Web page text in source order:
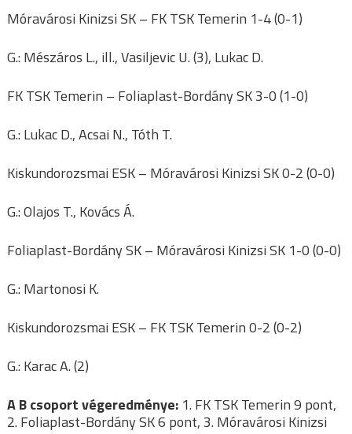
Móravárosi Kinizsi SK – FK TSK Temerin 1-4 (0-1)
G.: Mészáros L., ill., Vasiljevic U. (3), Lukac D.
FK TSK Temerin – Foliaplast-Bordány SK 3-0 (1-0)
G.: Lukac D., Acsai N., Tóth T.
Kiskundorozsmai ESK – Móravárosi Kinizsi SK 0-2 (0-0)
G.: Olajos T., Kovács Á.
Foliaplast-Bordány SK – Móravárosi Kinizsi SK 1-0 (0-0)
G.: Martonosi K.
Kiskundorozsmai ESK – FK TSK Temerin 0-2 (0-2)
G.: Karac A. (2)
A B csoport végeredménye: 1. FK TSK Temerin 9 pont,
2. Foliaplast-Bordány SK 6 pont, 3. Móravárosi Kinizsi